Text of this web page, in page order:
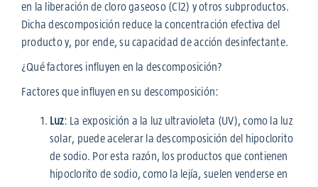
en la liberación de cloro gaseoso (Cl2) y otros subproductos.
Dicha descomposición reduce la concentración efectiva del
producto y, por ende, su capacidad de acción desinfectante.
¿Qué factores influyen en la descomposición?
Factores que influyen en su descomposición:
Luz: La exposición a la luz ultravioleta (UV), como la luz
solar, puede acelerar la descomposición del hipoclorito
de sodio. Por esta razón, los productos que contienen
hipoclorito de sodio, como la lejía, suelen venderse en